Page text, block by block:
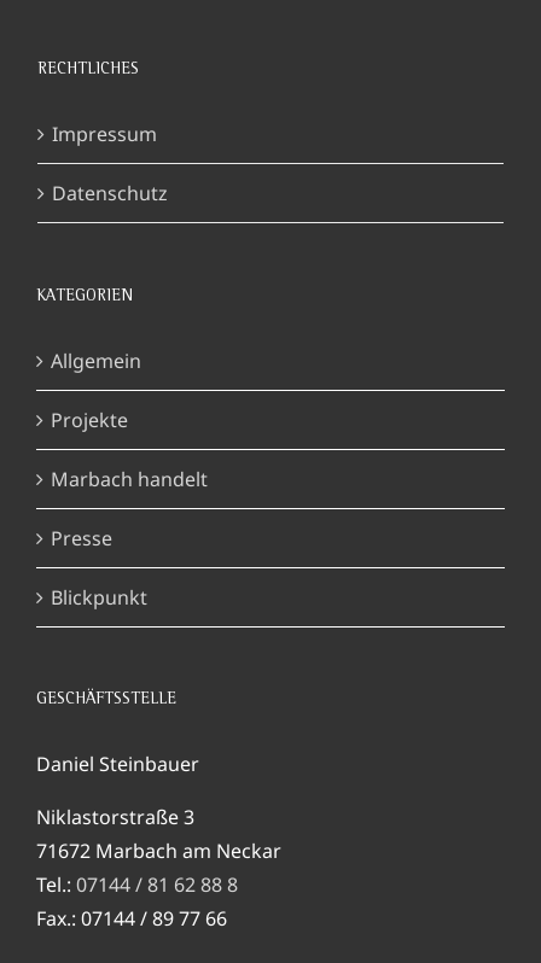
RECHTLICHES
Impressum
Datenschutz
KATEGORIEN
Allgemein
Projekte
Marbach handelt
Presse
Blickpunkt
GESCHÄFTSSTELLE
Daniel Steinbauer
Niklastorstraße 3
71672 Marbach am Neckar
Tel.: 07144 / 81 62 88 8
Fax.: 07144 / 89 77 66